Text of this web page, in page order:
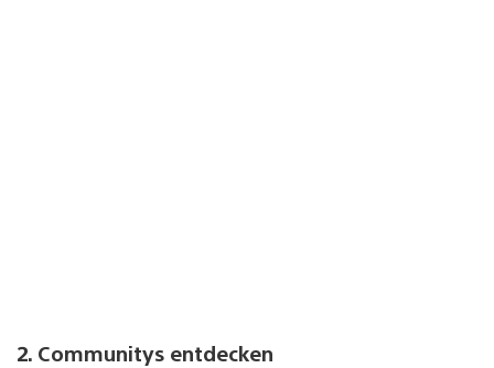
2. Communitys entdecken